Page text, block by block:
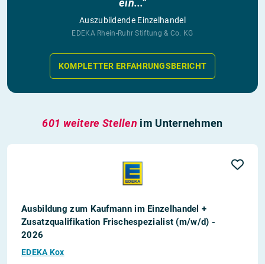
ein...”
Auszubildende Einzelhandel
EDEKA Rhein-Ruhr Stiftung & Co. KG
KOMPLETTER ERFAHRUNGSBERICHT
601 weitere Stellen im Unternehmen
Ausbildung zum Kaufmann im Einzelhandel +
Zusatzqualifikation Frischespezialist (m/w/d) -
2026
EDEKA Kox